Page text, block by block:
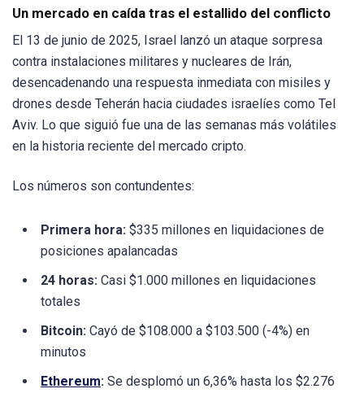
Un mercado en caída tras el estallido del conflicto
El 13 de junio de 2025, Israel lanzó un ataque sorpresa
contra instalaciones militares y nucleares de Irán,
desencadenando una respuesta inmediata con misiles y
drones desde Teherán hacia ciudades israelíes como Tel
Aviv. Lo que siguió fue una de las semanas más volátiles
en la historia reciente del mercado cripto.
Los números son contundentes:
Primera hora: $335 millones en liquidaciones de
posiciones apalancadas
24 horas: Casi $1.000 millones en liquidaciones
totales
Bitcoin: Cayó de $108.000 a $103.500 (-4%) en
minutos
Ethereum: Se desplomó un 6,36% hasta los $2.276